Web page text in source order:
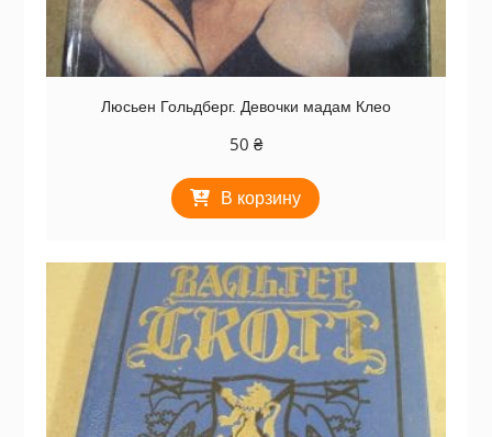
Люсьен Гольдберг. Девочки мадам Клео
50 ₴
В корзину